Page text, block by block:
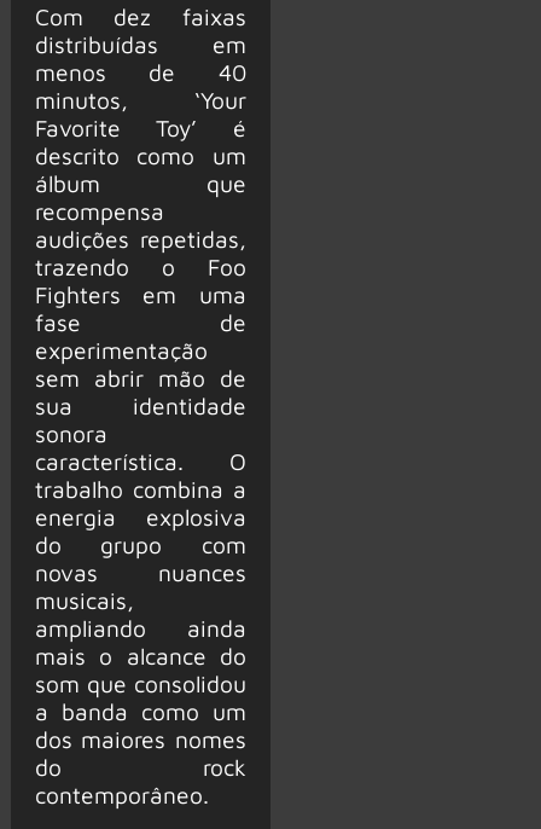
Com dez faixas
distribuídas em
menos de 40
minutos, ‘Your
Favorite Toy’ é
descrito como um
álbum que
recompensa
audições repetidas,
trazendo o Foo
Fighters em uma
fase de
experimentação
sem abrir mão de
sua identidade
sonora
característica. O
trabalho combina a
energia explosiva
do grupo com
novas nuances
musicais,
ampliando ainda
mais o alcance do
som que consolidou
a banda como um
dos maiores nomes
do rock
contemporâneo.